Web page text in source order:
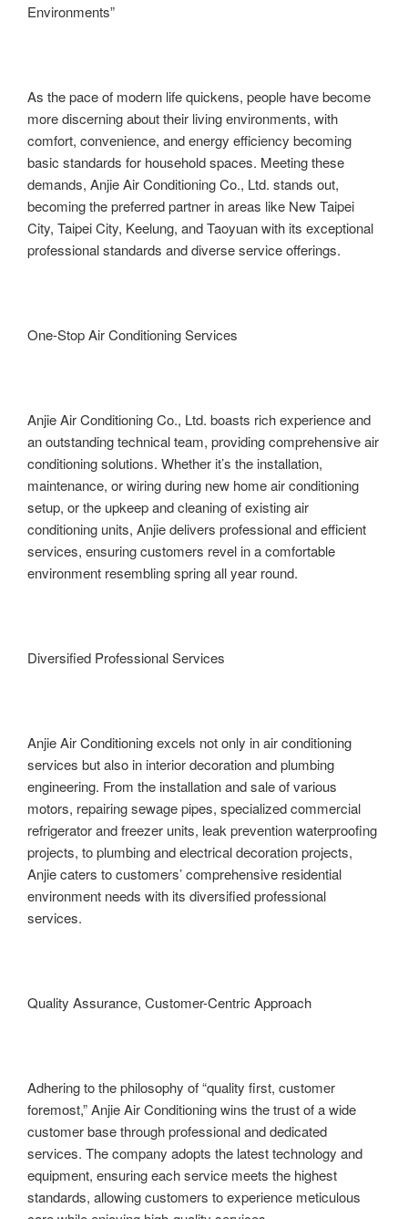
Environments”
As the pace of modern life quickens, people have become
more discerning about their living environments, with
comfort, convenience, and energy efficiency becoming
basic standards for household spaces. Meeting these
demands, Anjie Air Conditioning Co., Ltd. stands out,
becoming the preferred partner in areas like New Taipei
City, Taipei City, Keelung, and Taoyuan with its exceptional
professional standards and diverse service offerings.
One-Stop Air Conditioning Services
Anjie Air Conditioning Co., Ltd. boasts rich experience and
an outstanding technical team, providing comprehensive air
conditioning solutions. Whether it’s the installation,
maintenance, or wiring during new home air conditioning
setup, or the upkeep and cleaning of existing air
conditioning units, Anjie delivers professional and efficient
services, ensuring customers revel in a comfortable
environment resembling spring all year round.
Diversified Professional Services
Anjie Air Conditioning excels not only in air conditioning
services but also in interior decoration and plumbing
engineering. From the installation and sale of various
motors, repairing sewage pipes, specialized commercial
refrigerator and freezer units, leak prevention waterproofing
projects, to plumbing and electrical decoration projects,
Anjie caters to customers’ comprehensive residential
environment needs with its diversified professional
services.
Quality Assurance, Customer-Centric Approach
Adhering to the philosophy of “quality first, customer
foremost,” Anjie Air Conditioning wins the trust of a wide
customer base through professional and dedicated
services. The company adopts the latest technology and
equipment, ensuring each service meets the highest
standards, allowing customers to experience meticulous